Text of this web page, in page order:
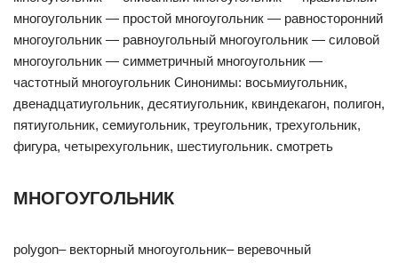
многоугольник — простой многоугольник — равносторонний
многоугольник — равноугольный многоугольник — силовой
многоугольник — симметричный многоугольник —
частотный многоугольник Синонимы: восьмиугольник,
двенадцатиугольник, десятиугольник, квиндекагон, полигон,
пятиугольник, семиугольник, треугольник, трехугольник,
фигура, четырехугольник, шестиугольник. смотреть
МНОГОУГОЛЬНИК
polygon– векторный многоугольник– веревочный